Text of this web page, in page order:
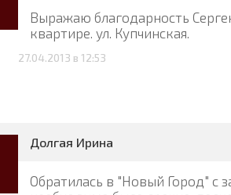
Выражаю благодарность
квартире. ул. Купчинская.
27.04.2013 в 12:53
Долгая Ирина
Обратилась в "Новый Город" с